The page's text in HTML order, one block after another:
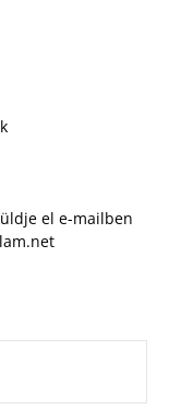
el e-mailben